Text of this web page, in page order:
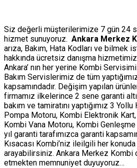
Siz değerli müşterilerimize 7 gün 24
hizmet sunuyoruz. Ankara Merkez
arıza, Bakım, Hata Kodları ve bilmek
hakkında ücretsiz danışma
Ankara’ nın her yerine Kombi
Bakım Servislerimiz de tüm
kapsamındadır. Değişim yapılan
firmamız ilkelerince 2 sene garanti
bakım ve tamiratını yaptığımız 3
Pompa Motoru, Kombi Elektronik
Kombi Vana Motoru, Kombi Genleşme
yıl garanti tarafımızca garanti
Kısacası Kombi’niz ileilgili her
arayabilirsiniz. Ankara Merkez
etmekten memnuniyet duyuyoruz…